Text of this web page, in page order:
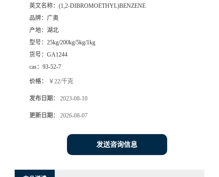
英文名称： (1,2-DIBROMOETHYL)BENZENE
品牌： 广奥
产地： 湖北
型号： 25kg/200kg/5kg/1kg
货号： GA1244
cas： 93-52-7
价格： ￥22/千克
发布日期： 2023-08-10
更新日期： 2026-08-07
发送咨询信息